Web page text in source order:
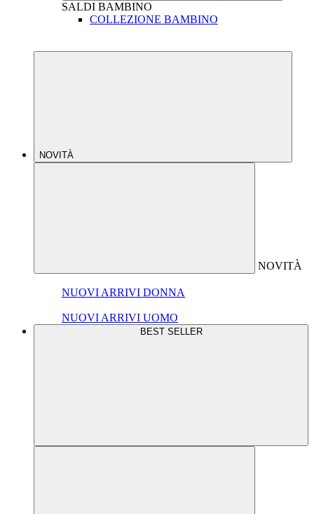
SALDI BAMBINO
COLLEZIONE BAMBINO
NOVITÀ
NOVITÀ
NUOVI ARRIVI DONNA
NUOVI ARRIVI UOMO
BEST SELLER